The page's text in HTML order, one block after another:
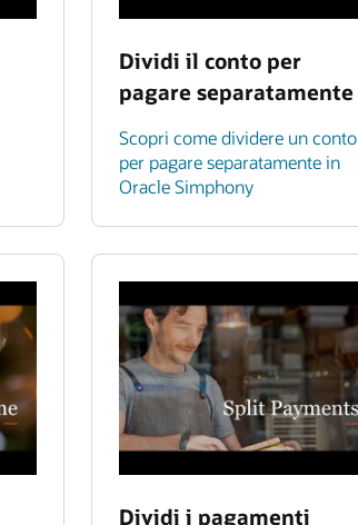
Dividi il conto per
pagare separatamente
Scopri come dividere un conto
per pagare separatamente in
Oracle Simphony
Dividi i pagamenti